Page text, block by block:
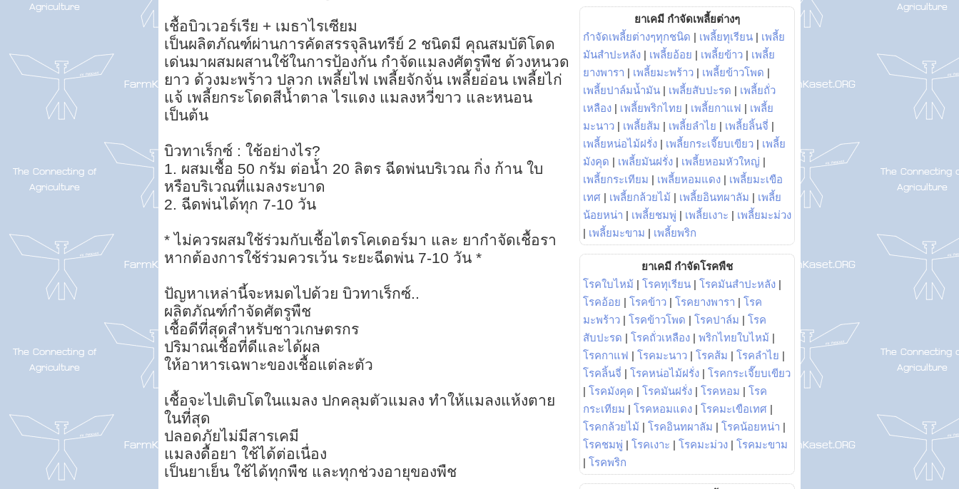
เชื้อบิวเวอร์เรีย + เมธาไรเซียม
เป็นผลิตภัณฑ์ผ่านการคัดสรรจุลินทรีย์ 2 ชนิดมี คุณสมบัติโดด
เด่นมาผสมผสานใช้ในการป้องกัน กำจัดแมลงศัตรูพืช ด้วงหนวด
ยาว ด้วงมะพร้าว ปลวก เพลี้ยไฟ เพลี้ยจักจั่น เพลี้ยอ่อน เพลี้ยไก่
แจ้ เพลี้ยกระโดดสีน้ำตาล ไรแดง แมลงหวี่ขาว และหนอน
เป็นต้น
บิวทาเร็กซ์ : ใช้อย่างไร?
1. ผสมเชื้อ 50 กรัม ต่อน้ำ 20 ลิตร ฉีดพ่นบริเวณ กิ่ง ก้าน ใบ
หรือบริเวณที่แมลงระบาด
2. ฉีดพ่นได้ทุก 7-10 วัน
* ไม่ควรผสมใช้ร่วมกับเชื้อไตรโคเดอร์มา และ ยากำจัดเชื้อรา
หากต้องการใช้ร่วมควรเว้น ระยะฉีดพ่น 7-10 วัน *
ปัญหาเหล่านี้จะหมดไปด้วย บิวทาเร็กซ์..
ผลิตภัณฑ์กำจัดศัตรูพืช
เชื้อดีที่สุดสำหรับชาวเกษตรกร
ปริมาณเชื้อที่ดีและได้ผล
ให้อาหารเฉพาะของเชื้อแต่ละตัว
เชื้อจะไปเติบโตในแมลง ปกคลุมตัวแมลง ทำให้แมลงแห้งตาย
ในที่สุด
ปลอดภัยไม่มีสารเคมี
แมลงดื้อยา ใช้ได้ต่อเนื่อง
เป็นยาเย็น ใช้ได้ทุกพืช และทุกช่วงอายุของพืช
ยาเคมี กำจัดเพลี้ยต่างๆ
กำจัดเพลี้ยต่างๆทุกชนิด | เพลี้ยทุเรียน | เพลี้ย
มันสำปะหลัง | เพลี้ยอ้อย | เพลี้ยข้าว | เพลี้ย
ยางพารา | เพลี้ยมะพร้าว | เพลี้ยข้าวโพด |
เพลี้ยปาล์มน้ำมัน | เพลี้ยสับปะรด | เพลี้ยถั่ว
เหลือง | เพลี้ยพริกไทย | เพลี้ยกาแฟ | เพลี้ย
มะนาว | เพลี้ยส้ม | เพลี้ยลำไย | เพลี้ยลิ้นจี่ |
เพลี้ยหน่อไม้ฝรั่ง | เพลี้ยกระเจี๊ยบเขียว | เพลี้ย
มังคุด | เพลี้ยมันฝรั่ง | เพลี้ยหอมหัวใหญ่ |
เพลี้ยกระเทียม | เพลี้ยหอมแดง | เพลี้ยมะเขือ
เทศ | เพลี้ยกล้วยไม้ | เพลี้ยอินทผาลัม | เพลี้ย
น้อยหน่า | เพลี้ยชมพู่ | เพลี้ยเงาะ | เพลี้ยมะม่วง
| เพลี้ยมะขาม | เพลี้ยพริก
ยาเคมี กำจัดโรคพืช
โรคใบไหม้ | โรคทุเรียน | โรคมันสำปะหลัง |
โรคอ้อย | โรคข้าว | โรคยางพารา | โรค
มะพร้าว | โรคข้าวโพด | โรคปาล์ม | โรค
สับปะรด | โรคถั่วเหลือง | พริกไทยใบไหม้ |
โรคกาแฟ | โรคมะนาว | โรคส้ม | โรคลำไย |
โรคลิ้นจี่ | โรคหน่อไม้ฝรั่ง | โรคกระเจี๊ยบเขียว
| โรคมังคุด | โรคมันฝรั่ง | โรคหอม | โรค
กระเทียม | โรคหอมแดง | โรคมะเขือเทศ |
โรคกล้วยไม้ | โรคอินทผาลัม | โรคน้อยหน่า |
โรคชมพู่ | โรคเงาะ | โรคมะม่วง | โรคมะขาม
| โรคพริก